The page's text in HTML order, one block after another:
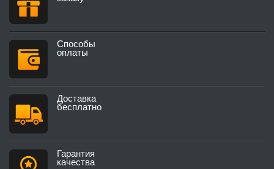
Способы
оплаты
Доставка
бесплатно
Гарантия
качества